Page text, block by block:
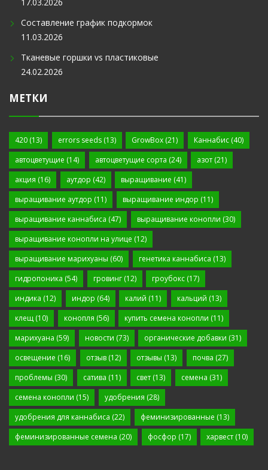
Составление график подкормок
11.03.2026
Тканевые горшки vs пластиковые
24.02.2026
МЕТКИ
420 (13) errors seeds(13) GrowBox (21) Каннабис(40)
автоцветущие (14) автоцветущие сорта (24) азот (21)
акция (16) аутдор (42) выращивание (41)
выращивание аутдор (11) выращивание индор (11)
выращивание каннабиса (47) выращивание конопли (30)
выращивание конопли на улице (12)
выращивание марихуаны (60) генетика каннабиса (13)
гидропоника (54) гровинг(12) гроубокс (17)
индика (12) индор (64) калий (11) кальций (13)
клещ (10) конопля (56) купить семена конопли (11)
марихуана (59) новости (73) органические добавки (31)
освещение (16) отзыв(12) отзывы (13) почва (27)
проблемы (30) сатива (11) свет (13) семена (31)
семена конопли (15) удобрения (28)
удобрения для каннабиса (22) феминизированные (13)
феминизированные семена (20) фосфор (17) харвест (10)